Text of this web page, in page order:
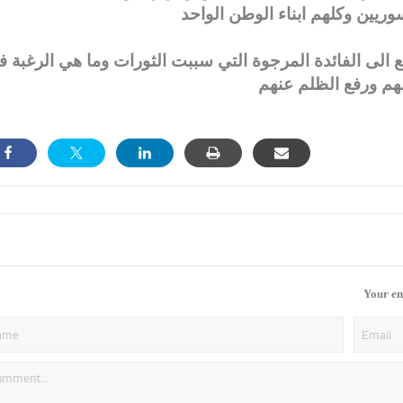
الى الفائدة المرجوة التي سببت الثورات وما هي الرغبة
Your